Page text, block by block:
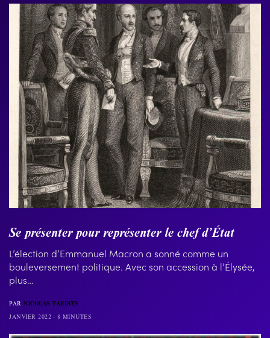
Se présenter pour représenter le chef d’État
L’élection d’Emmanuel Macron a sonné comme un
bouleversement politique. Avec son accession à l’Élysée,
plus…
PAR NICOLAS TARDITS
JANVIER 2022
8 MINUTES